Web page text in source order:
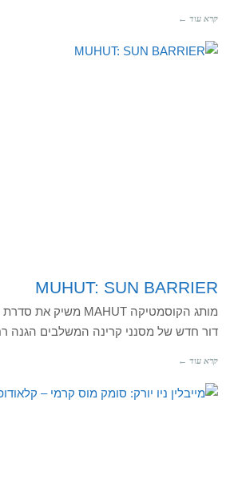
קרא עוד ←
MUHUT: SUN BARRIER
דור חדש של מסנני קרינה המשלבים הגנה
קרא עוד ←